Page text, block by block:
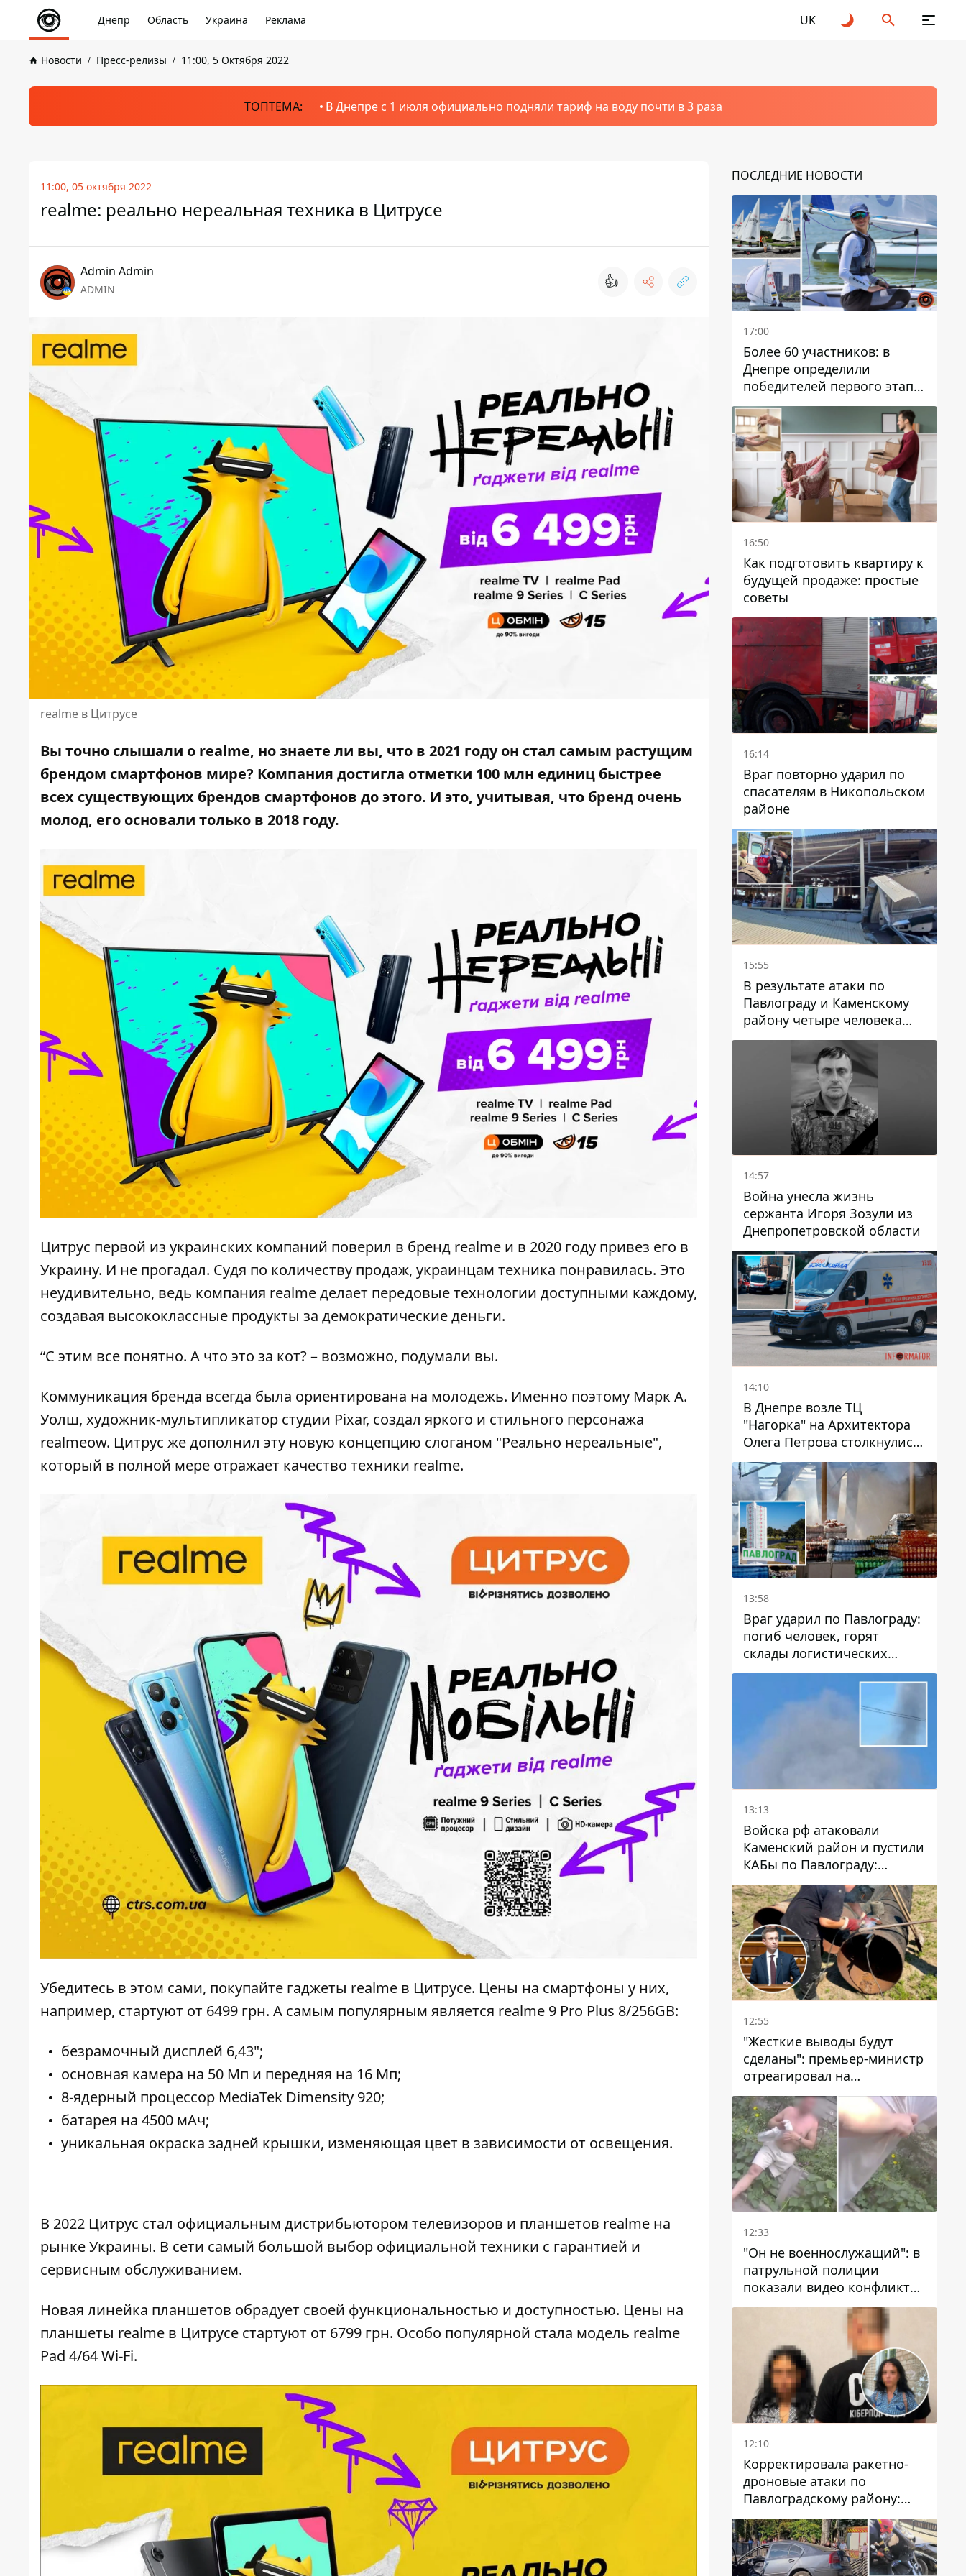
Днепр Область Украина Реклама UK
Новости Пресс-релизы 11:00, 5 Октября 2022
ТОПТЕМА: В Днепре с 1 июля официально подняли тариф на воду почти в 3 раза
11:00, 05 октября 2022
realme: реально нереальная техника в Цитрусе
Admin Admin
ADMIN 👍
realme в Цитрусе
Вы точно слышали о realme, но знаете ли вы, что в 2021 году он стал самым растущим
брендом смартфонов мире? Компания достигла отметки 100 млн единиц быстрее
всех существующих брендов смартфонов до этого. И это, учитывая, что бренд очень
молод, его основали только в 2018 году.
Цитрус первой из украинских компаний поверил в бренд realme и в 2020 году привез его в
Украину. И не прогадал. Судя по количеству продаж, украинцам техника понравилась. Это
неудивительно, ведь компания realme делает передовые технологии доступными каждому,
создавая высококлассные продукты за демократические деньги.
“С этим все понятно. А что это за кот? – возможно, подумали вы.
Коммуникация бренда всегда была ориентирована на молодежь. Именно поэтому Марк А.
Уолш, художник-мультипликатор студии Pixar, создал яркого и стильного персонажа
realmeow. Цитрус же дополнил эту новую концепцию слоганом "Реально нереальные",
который в полной мере отражает качество техники realme.
Убедитесь в этом сами, покупайте гаджеты realme в Цитрусе. Цены на смартфоны у них,
например, стартуют от 6499 грн. А самым популярным является realme 9 Pro Plus 8/256GB:
безрамочный дисплей 6,43";
основная камера на 50 Мп и передняя на 16 Мп;
8-ядерный процессор MediaTek Dimensity 920;
батарея на 4500 мАч;
уникальная окраска задней крышки, изменяющая цвет в зависимости от освещения.
В 2022 Цитрус стал официальным дистрибьютором телевизоров и планшетов realme на
рынке Украины. В сети самый большой выбор официальной техники с гарантией и
сервисным обслуживанием.
Новая линейка планшетов обрадует своей функциональностью и доступностью. Цены на
планшеты realme в Цитрусе стартуют от 6799 грн. Особо популярной стала модель realme
Pad 4/64 Wi-Fi.
ПОСЛЕДНИЕ НОВОСТИ
17:00
Более 60 участников: в
Днепре определили
победителей первого этапа
Кубка Украины по
парусному спорту
16:50
Как подготовить квартиру к
будущей продаже: простые
советы
16:14
Враг повторно ударил по
спасателям в Никопольском
районе
15:55
В результате атаки по
Павлограду и Каменскому
району четыре человека
погибли, семеро получили
ранения
14:57
Война унесла жизнь
сержанта Игоря Зозули из
Днепропетровской области
14:10
В Днепре возле ТЦ
"Нагорка" на Архитектора
Олега Петрова столкнулись
"скорая" и Toyota: трамваи
№5 задерживаются
13:58
Враг ударил по Павлограду:
погиб человек, горят
склады логистических
компаний и магазина
13:13
Войска рф атаковали
Каменский район и пустили
КАБы по Павлограду:
пострадал мужчина, в небо
поднимается столб дыма
12:55
"Жесткие выводы будут
сделаны": премьер-министр
отреагировал на
несколькодневное
отсутствие воды в Марганце
12:33
"Он не военнослужащий": в
патрульной полиции
показали видео конфликта
с мужчиной без ноги на
проспекте Поля в Днепре
12:10
Корректировала ракетно-
дроновые атаки по
Павлоградскому району:
задержали вражескую
агентку